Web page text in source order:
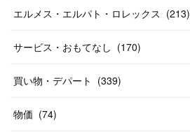
(26
(14
(46
(20
(31
58)
10
(20
エルメス・エルパト・ロレックス (213)
サービス・おもてなし (170)
買い物・デパート (339)
物価 (74)